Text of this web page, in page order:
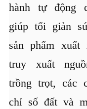
hành tự động
giúp tối giản
sản phẩm
truy xuất
trồng trọt, các
chỉ số đất và